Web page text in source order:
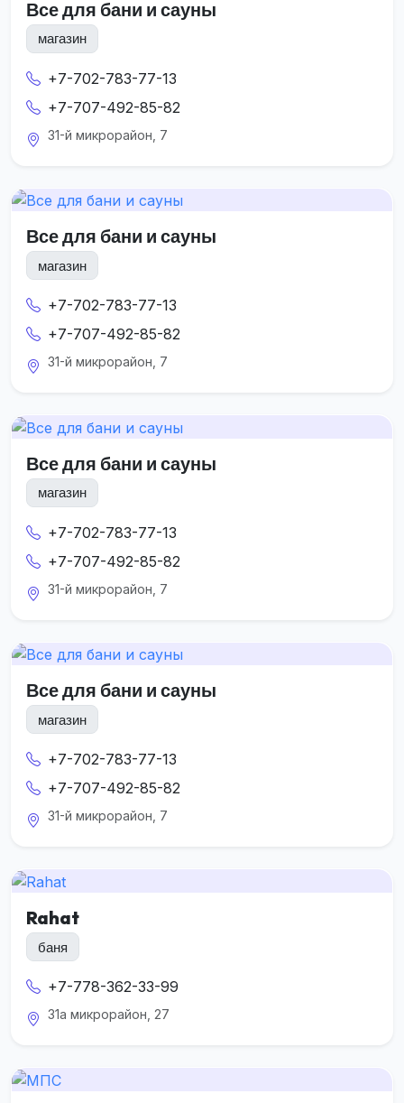
Все для бани и сауны
магазин
+7-702-783-77-13
+7-707-492-85-82
31-й микрорайон, 7
Все для бани и сауны
магазин
+7-702-783-77-13
+7-707-492-85-82
31-й микрорайон, 7
Все для бани и сауны
магазин
+7-702-783-77-13
+7-707-492-85-82
31-й микрорайон, 7
Все для бани и сауны
магазин
+7-702-783-77-13
+7-707-492-85-82
31-й микрорайон, 7
Rahat
баня
+7-778-362-33-99
31а микрорайон, 27